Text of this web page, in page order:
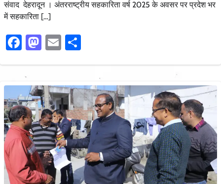
संवाद देहरादून । अंतरराष्ट्रीय सहकारिता वर्ष 2025 के अवसर पर प्रदेश भर
में सहकारिता […]
Facebook
Mastodon
Email